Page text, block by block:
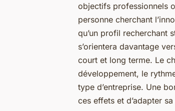
objectifs professionnels
personne cherchant
qu’un profil recherchant
s’orientera davantage
court et long terme. Le
développement, le
type d’entreprise. Une
ces effets et d’adapter